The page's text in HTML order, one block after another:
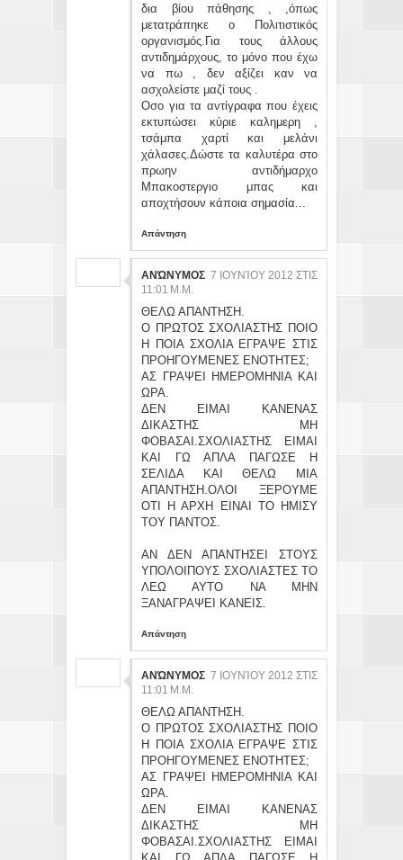
δια βίου πάθησης , ,όπως
μετατράπηκε ο Πολιτιστικός
οργανισμός.Για τους άλλους
αντιδημάρχους, το μόνο που έχω
να πω , δεν αξίζει καν να
ασχολείστε μαζί τους .
Οσο για τα αντίγραφα που έχεις
εκτυπώσει κύριε καλημερη ,
τσάμπα χαρτί και μελάνι
χάλασες.Δώστε τα καλυτέρα στο
πρωην αντιδήμαρχο
Μπακοστεργιο μπας και
αποχτήσουν κάποια σημασία...
Απάντηση
ΑΝΏΝΥΜΟΣ 7 ΙΟΥΝΊΟΥ 2012 ΣΤΙΣ
11:01 Μ.Μ.
ΘΕΛΩ ΑΠΑΝΤΗΣΗ.
Ο ΠΡΩΤΟΣ ΣΧΟΛΙΑΣΤΗΣ ΠΟΙΟ
Η ΠΟΙΑ ΣΧΟΛΙΑ ΕΓΡΑΨΕ ΣΤΙΣ
ΠΡΟΗΓΟΥΜΕΝΕΣ ΕΝΟΤΗΤΕΣ;
ΑΣ ΓΡΑΨΕΙ ΗΜΕΡΟΜΗΝΙΑ ΚΑΙ
ΩΡΑ.
ΔΕΝ ΕΙΜΑΙ ΚΑΝΕΝΑΣ
ΔΙΚΑΣΤΗΣ ΜΗ
ΦΟΒΑΣΑΙ.ΣΧΟΛΙΑΣΤΗΣ ΕΙΜΑΙ
ΚΑΙ ΓΩ ΑΠΛΑ ΠΑΓΩΣΕ Η
ΣΕΛΙΔΑ ΚΑΙ ΘΕΛΩ ΜΙΑ
ΑΠΑΝΤΗΣΗ.ΟΛΟΙ ΞΕΡΟΥΜΕ
ΟΤΙ Η ΑΡΧΗ ΕΙΝΑΙ ΤΟ ΗΜΙΣΥ
ΤΟΥ ΠΑΝΤΟΣ.
ΑΝ ΔΕΝ ΑΠΑΝΤΗΣΕΙ ΣΤΟΥΣ
ΥΠΟΛΟΙΠΟΥΣ ΣΧΟΛΙΑΣΤΕΣ ΤΟ
ΛΕΩ ΑΥΤΟ ΝΑ ΜΗΝ
ΞΑΝΑΓΡΑΨΕΙ ΚΑΝΕΙΣ.
Απάντηση
ΑΝΏΝΥΜΟΣ 7 ΙΟΥΝΊΟΥ 2012 ΣΤΙΣ
11:01 Μ.Μ.
ΘΕΛΩ ΑΠΑΝΤΗΣΗ.
Ο ΠΡΩΤΟΣ ΣΧΟΛΙΑΣΤΗΣ ΠΟΙΟ
Η ΠΟΙΑ ΣΧΟΛΙΑ ΕΓΡΑΨΕ ΣΤΙΣ
ΠΡΟΗΓΟΥΜΕΝΕΣ ΕΝΟΤΗΤΕΣ;
ΑΣ ΓΡΑΨΕΙ ΗΜΕΡΟΜΗΝΙΑ ΚΑΙ
ΩΡΑ.
ΔΕΝ ΕΙΜΑΙ ΚΑΝΕΝΑΣ
ΔΙΚΑΣΤΗΣ ΜΗ
ΦΟΒΑΣΑΙ.ΣΧΟΛΙΑΣΤΗΣ ΕΙΜΑΙ